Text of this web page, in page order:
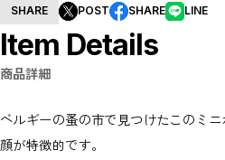
SHARE POST SHARE LINE
Item Details
商品詳細
ベルギーの蚤の市で見つけたこのミ
顔が特徴的です。